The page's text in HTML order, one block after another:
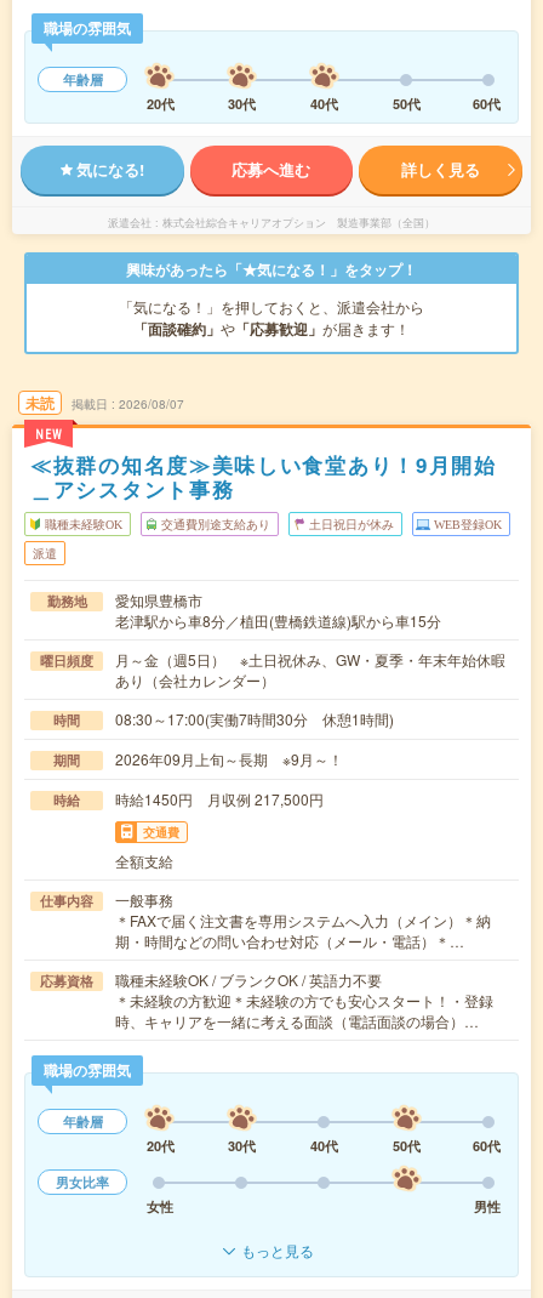
職場の雰囲気
年齢層
20代
30代 40代 50代 60代
気になる! 応募へ進む 詳しく見る
派遣会社 株式会社綜合キャリアオプション 製造事業部（全国）
興味があったら「★気になる！」をタップ！
「気になる！」を押しておくと、派遣会社から
「面談確約」 や 「応募歓迎」 が届きます！
未読
NEW
掲載日 2026/08/07
≪抜群の知名度≫美味しい食堂あり！9月開始
＿アシスタント事務
職種未経験OK 交通費別途支給あり 土日祝日が休み WEB登録OK
派遣
勤務地
愛知県豊橋市
老津駅から車8分／植田(豊橋鉄道線)駅から車15分
曜日頻度
月～金（週5日） ※土日祝休み、GW・夏季・年末年始休暇
あり（会社カレンダー）
時間 08:30～17:00(実働7時間30分 休憩1時間)
期間 2026年09月上旬～長期 ※9月～！
時給 時給1450円 月収例 217,500円
交通費
全額支給
仕事内容
一般事務
＊FAXで届く注文書を専用システムへ入力（メイン）＊納
期・時間などの問い合わせ対応（メール・電話）＊…
応募資格
職種未経験OK / ブランクOK / 英語力不要
＊未経験の方歓迎＊未経験の方でも安心スタート！・登録
時、キャリアを一緒に考える面談（電話面談の場合）…
職場の雰囲気
年齢層
20代
30代 40代 50代
60代
男女比率
女性
男性
もっと見る